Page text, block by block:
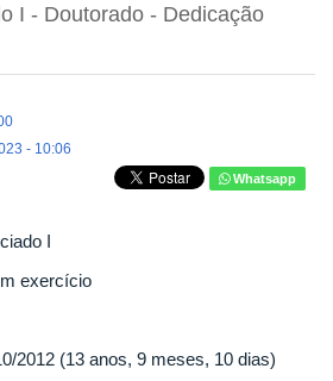
I - Doutorado - Dedicação
- 10:06
Whatsapp
I
exercício
2012 (13 anos, 9 meses, 10 dias)